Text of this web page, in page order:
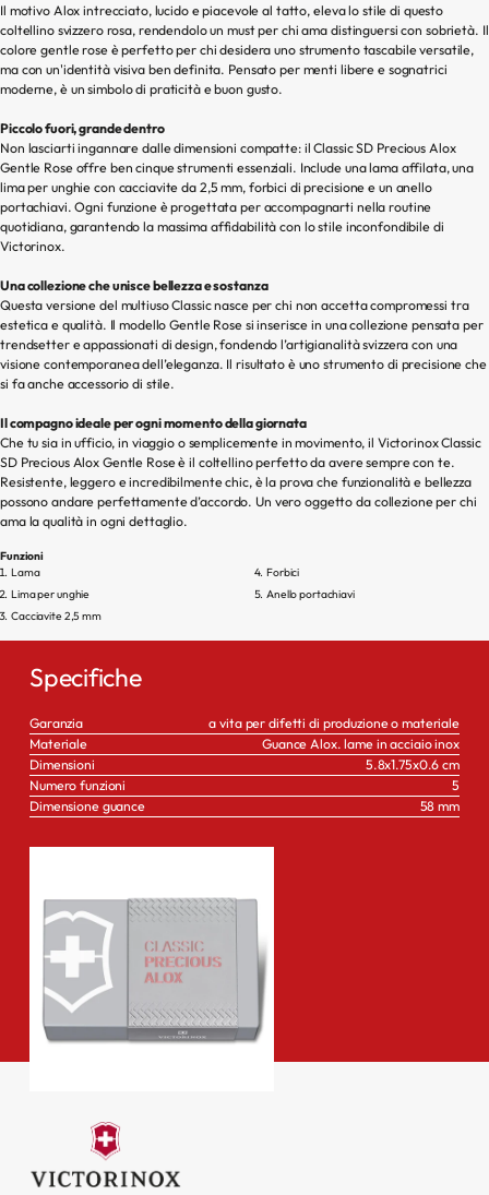
Il motivo Alox intrecciato, lucido e piacevole al tatto, eleva lo stile di questo
coltellino svizzero rosa, rendendolo un must per chi ama distinguersi con sobrietà. Il
colore gentle rose è perfetto per chi desidera uno strumento tascabile versatile,
ma con un'identità visiva ben definita. Pensato per menti libere e sognatrici
moderne, è un simbolo di praticità e buon gusto.
Piccolo fuori, grande dentro
Non lasciarti ingannare dalle dimensioni compatte: il Classic SD Precious Alox
Gentle Rose offre ben cinque strumenti essenziali. Include una lama affilata, una
lima per unghie con cacciavite da 2,5 mm, forbici di precisione e un anello
portachiavi. Ogni funzione è progettata per accompagnarti nella routine
quotidiana, garantendo la massima affidabilità con lo stile inconfondibile di
Victorinox.
Una collezione che unisce bellezza e sostanza
Questa versione del multiuso Classic nasce per chi non accetta compromessi tra
estetica e qualità. Il modello Gentle Rose si inserisce in una collezione pensata per
trendsetter e appassionati di design, fondendo l’artigianalità svizzera con una
visione contemporanea dell’eleganza. Il risultato è uno strumento di precisione che
si fa anche accessorio di stile.
Il compagno ideale per ogni momento della giornata
Che tu sia in ufficio, in viaggio o semplicemente in movimento, il Victorinox Classic
SD Precious Alox Gentle Rose è il coltellino perfetto da avere sempre con te.
Resistente, leggero e incredibilmente chic, è la prova che funzionalità e bellezza
possono andare perfettamente d’accordo. Un vero oggetto da collezione per chi
ama la qualità in ogni dettaglio.
Funzioni
Lama
Lima per unghie
Cacciavite 2,5 mm
Forbici
Anello portachiavi
Specifiche
Garanzia
a vita per difetti di produzione o materiale
Materiale
Guance Alox. lame in acciaio inox
Dimensioni
5.8x1.75x0.6 cm
Numero funzioni
5
Dimensione guance
58 mm